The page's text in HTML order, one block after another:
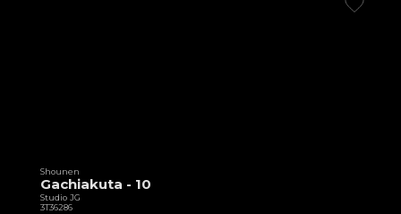
Shounen
Gachiakuta - 10
Studio JG
3T36286